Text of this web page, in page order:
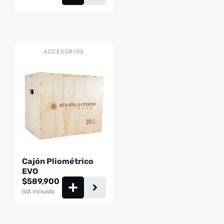
ACCESORIOS
Cajón Pliométrico
EVO
$589,900
IVA incluido